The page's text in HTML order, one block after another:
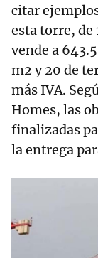
citar
esta torre, de
vende a
m2 y 20 de
más IVA.
Homes, las
finalizadas
la entrega